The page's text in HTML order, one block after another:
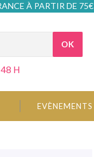
À PARTIR DE 75€
OK
H
EVÈNEMENTS